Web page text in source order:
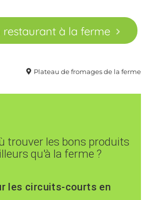
restaurant à la ferme
Plateau de fromages de la ferme
trouver les bons produits
qu'à la ferme ?
les circuits-courts en